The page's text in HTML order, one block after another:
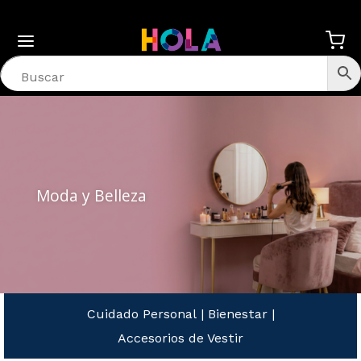
Moda y Belleza
Cuidado Personal| Bienestar|
Accesorios de Vestir